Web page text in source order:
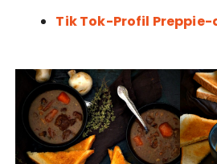
Tik Tok-Profil